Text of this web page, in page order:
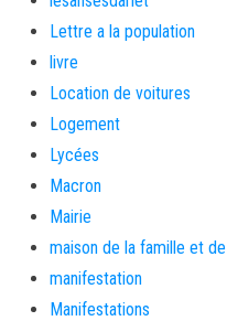
Lettre a la population
livre
Location de voitures
Logement
Lycées
Macron
Mairie
maison de la famille et
manifestation
Manifestations